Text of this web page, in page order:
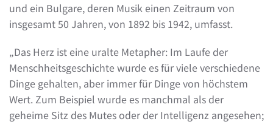
und ein Bulgare, deren Musik einen Zeitraum von
insgesamt 50 Jahren, von 1892 bis 1942, umfasst.
„Das Herz ist eine uralte Metapher: Im Laufe der
Menschheitsgeschichte wurde es für viele verschiedene
Dinge gehalten, aber immer für Dinge von höchstem
Wert. Zum Beispiel wurde es manchmal als der
geheime Sitz des Mutes oder der Intelligenz angesehen;